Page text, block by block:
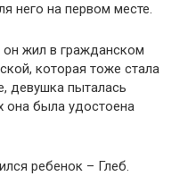
него на первом месте.
жил в гражданском
которая тоже стала
девушка пыталась
она была удостоена
ребенок – Глеб.